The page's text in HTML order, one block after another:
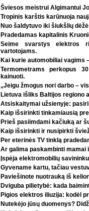
Šviesos meistrui Algimantui
Tropinis karštis karūnuoja
Nuo šaldytuvo iki šiukšlių
Pradedamas kapitalinis
Seime svarstys elektros
vartotojams.
Kai kurie automobiliai vagims
Termometrams perkopus
kainuoti.
„Jeigu žmogus nori darbo –
Lietuva išliks Baltijos regiono
Atsiskaitymai užsienyje:
Kaip išsirinkti tinkamiausią
Prieš pasiimdami kačiuką ar
Kaip išsirinkti ir nusipirkti
Per eterinės TV tinklą
Ar galima paskambinti mamai
Įspėja elektromobilių
Gyvename kartu, tačiau
Paviešinote nuotrauką iš
Dviguba pilietybė: kada
Pigios elektros iliuzija: kodėl
Nutekėjo jūsų duomenys?